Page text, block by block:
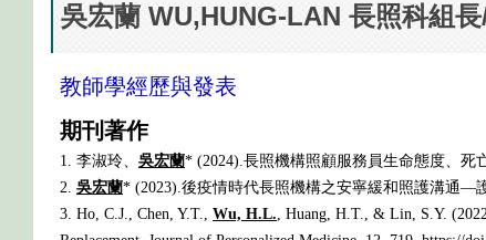
吳宏蘭 WU,HUNG-LAN 長照科組
教師學經歷與發表
期刊著作
1. 李淑玲、 吳宏蘭* (2024).長照機構照顧服務員生命態度、死
2. 吳宏蘭* (2023).後疫情時代長照機構之安寧緩和照護溝通—
3. Ho, C.J., Chen, Y.T., Wu, H.L., Huang, H.T., & Lin, S.Y.